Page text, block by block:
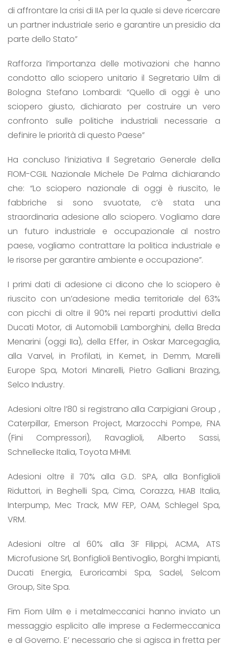
di affrontare la crisi di IIA per la quale si deve ricercare
un partner industriale serio e garantire un presidio da
parte dello Stato”
Rafforza l’importanza delle motivazioni che hanno
condotto allo sciopero unitario il Segretario Uilm di
Bologna Stefano Lombardi: “Quello di oggi è uno
sciopero giusto, dichiarato per costruire un vero
confronto sulle politiche industriali necessarie a
definire le priorità di questo Paese”
Ha concluso l’iniziativa Il Segretario Generale della
FIOM-CGIL Nazionale Michele De Palma dichiarando
che: “Lo sciopero nazionale di oggi è riuscito, le
fabbriche si sono svuotate, c’è stata una
straordinaria adesione allo sciopero. Vogliamo dare
un futuro industriale e occupazionale al nostro
paese, vogliamo contrattare la politica industriale e
le risorse per garantire ambiente e occupazione”.
I primi dati di adesione ci dicono che lo sciopero è
riuscito con un’adesione media territoriale del 63%
con picchi di oltre il 90% nei reparti produttivi della
Ducati Motor, di Automobili Lamborghini, della Breda
Menarini (oggi IIa), della Effer, in Oskar Marcegaglia,
alla Varvel, in Profilati, in Kemet, in Demm, Marelli
Europe Spa, Motori Minarelli, Pietro Galliani Brazing,
Selco Industry.
Adesioni oltre l’80 si registrano alla Carpigiani Group ,
Caterpillar, Emerson Project, Marzocchi Pompe, FNA
(Fini Compressori), Ravaglioli, Alberto Sassi,
Schnellecke Italia, Toyota MHMI.
Adesioni oltre il 70% alla G.D. SPA, alla Bonfiglioli
Riduttori, in Beghelli Spa, Cima, Corazza, HIAB Italia,
Interpump, Mec Track, MW FEP, OAM, Schlegel Spa,
VRM.
Adesioni oltre al 60% alla 3F Filippi, ACMA, ATS
Microfusione Srl, Bonfiglioli Bentivoglio, Borghi Impianti,
Ducati Energia, Euroricambi Spa, Sadel, Selcom
Group, Site Spa.
Fim Fiom Uilm e i metalmeccanici hanno inviato un
messaggio esplicito alle imprese a Federmeccanica
e al Governo. E’ necessario che si agisca in fretta per